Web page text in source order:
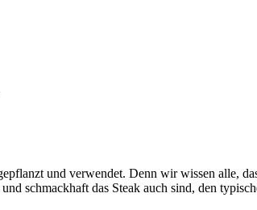
und verwendet. Denn wir wissen alle,
schmackhaft das Steak auch sind, den